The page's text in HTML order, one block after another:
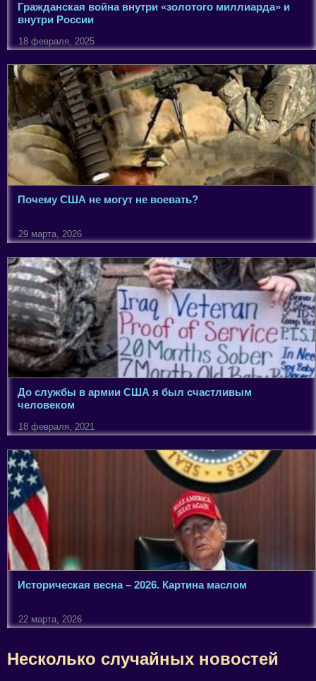
Гражданская война внутри «золотого миллиарда» и
внутри России
18 февраля, 2025
Почему США не могут не воевать?
29 марта, 2026
До службы в армии США я был счастливым
человеком
18 февраля, 2021
Историческая весна – 2026. Картина маслом
22 марта, 2026
Несколько случайных новостей